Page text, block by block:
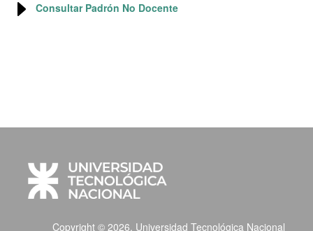
Consultar Padrón No Docente
Copyright © 2026, Universidad Tecnológica Nacional